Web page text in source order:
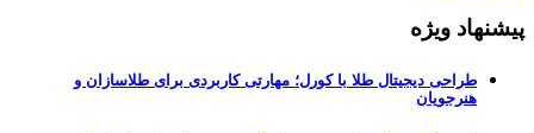
پیشنهاد ویژه
طراحی دیجیتال طلا با کورل؛ مهارتی کاربردی برای طلاسازان و
هنرجویان